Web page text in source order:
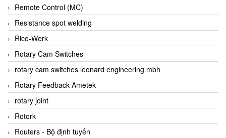
Bloom Engineering
Boneng
Bopp & Reuther Messtechnik
Bosch
Boydcorp
BRAUN Vietnam
Brinkmann Pumpen
BRONKHORST
Brook Instrument
Remote Control (MC)
Resistance spot welding
Rico-Werk
Rotary Cam Switches
rotary cam switches leonard engineering mbh
Rotary Feedback Ametek
rotary joint
Rotork
Routers - Bộ định tuyến